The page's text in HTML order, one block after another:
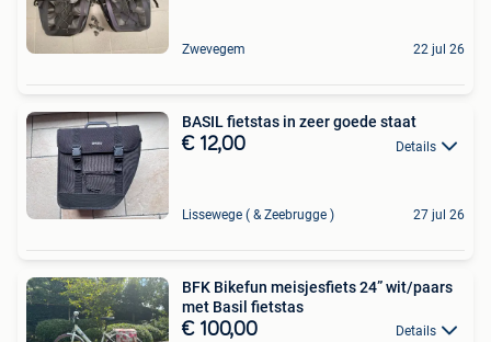
Zwevegem 22 jul 26
BASIL fietstas in zeer goede staat
€ 12,00 Details
Lissewege ( & Zeebrugge ) 27 jul 26
BFK Bikefun meisjesfiets 24” wit/paars
met Basil fietstas
€ 100,00 Details